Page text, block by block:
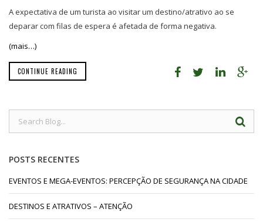
A expectativa de um turista ao visitar um destino/atrativo ao se
deparar com filas de espera é afetada de forma negativa.
(mais…)
CONTINUE READING
POSTS RECENTES
EVENTOS E MEGA-EVENTOS: PERCEPÇÃO DE SEGURANÇA NA CIDADE
DESTINOS E ATRATIVOS – ATENÇÃO